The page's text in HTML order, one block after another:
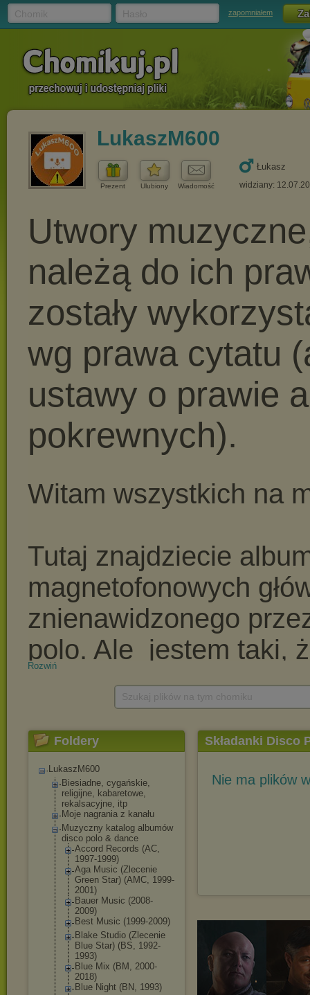
zapomniałem
LukaszM600
Prezent Ulubiony Wiadomość
Łukasz
widziany:
Rozwiń
Foldery
LukaszM600
Biesiadne, cygańskie,
religijne, kabaretowe,
rekalsacyjne, itp
Moje nagrania z kanału
Muzyczny katalog albumów
disco polo & dance
Accord Records (AC,
1997-1999)
Aga Music (Zlecenie
Green Star) (AMC, 1999-
2001)
Bauer Music (2008-
2009)
Best Music (1999-2009)
Blake Studio (Zlecenie
Blue Star) (BS, 1992-
1993)
Blue Mix (BM, 2000-
2018)
Blue Night (BN, 1993)
Składanki Disco
Nie ma plików